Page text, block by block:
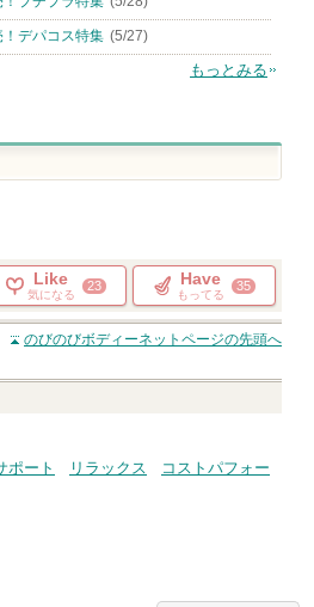
デパコス特集 (5/27)
もっとみる
Like
気になる
23 Have
もってる
35
のびのびボディーネット ページの先頭へ
ポート リラックス
コストパフォー